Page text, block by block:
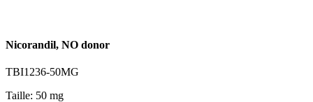
Nicorandil, NO donor
TBI1236-50MG
Taille: 50 mg